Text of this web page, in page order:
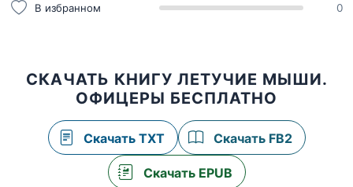
В избранном 0
СКАЧАТЬ КНИГУ ЛЕТУЧИЕ МЫШИ.
ОФИЦЕРЫ БЕСПЛАТНО
Скачать TXT Скачать FB2
Скачать EPUB